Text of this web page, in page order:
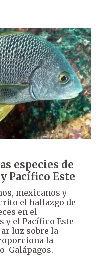
especies de
Pacífico Este
mexicanos y
el hallazgo de
en el
y el Pacífico Este
luz sobre la
la
Galápagos.